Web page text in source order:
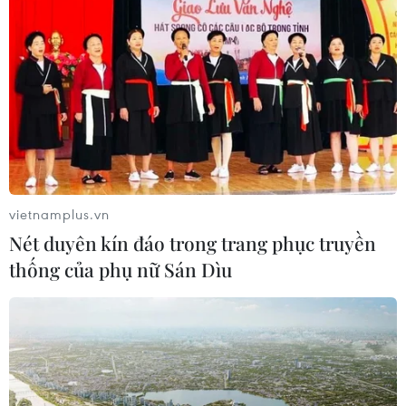
Nghệ An: Lũ cuốn cầu tạm trên sông
Nậm Nơn khiến 3 bản ở xã Mỹ Lý bị
chia cắt
08/08/2026 06:36
An Giang: Các bãi rác quá tải trong
khi dự án xử lý tập trung chậm tiến
độ
08/08/2026 05:39
Đà Nẵng tìm "lời giải bài toán" an
08/08/2026 05:05
vietnamplus.vn
Nét duyên kín đáo trong trang phục truyền
thống của phụ nữ Sán Dìu